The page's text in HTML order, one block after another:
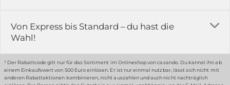
Widerrufsrecht
Datenschutz-Einstellung
Erklärung zur Barrierefreiheit
Karriere
Gewerbekunden
Grounding Page
51789 Lindlar
Hinweis:
Von Express bis Standard – du hast die
Wahl!
¹ Der Rabattcode gilt nur für das Sortiment im Onlineshop von casando. Du kannst ihn ab
einem Einkaufswert von 500 Euro einlösen. Er ist nur einmal nutzbar, lässt sich nicht mit
anderen Rabattaktionen kombinieren, nicht auszahlen und auch nicht nachträglich